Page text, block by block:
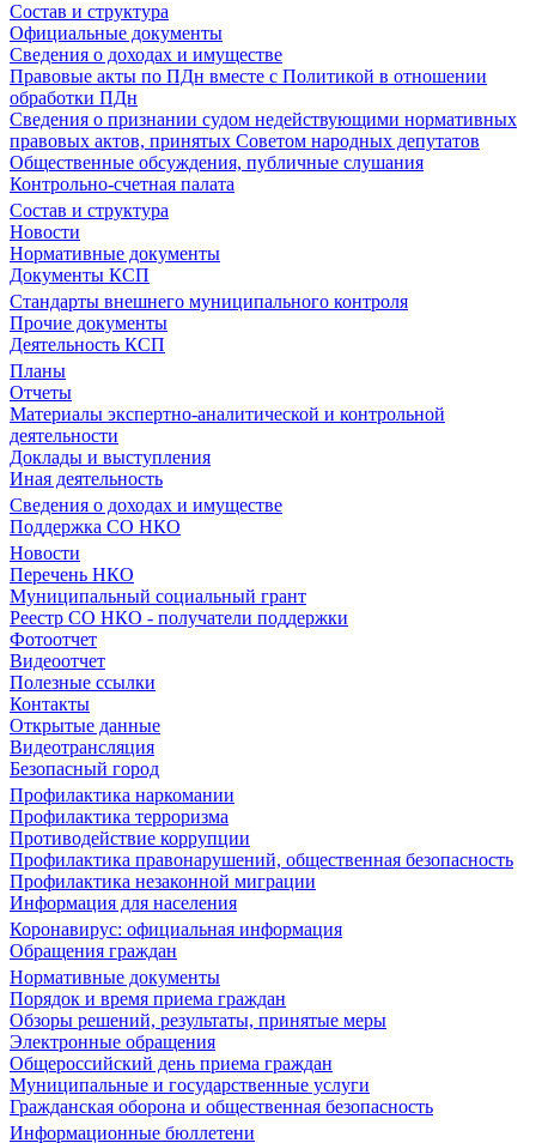
Состав и структура
Официальные документы
Сведения о доходах и имуществе
Правовые акты по ПДн вместе с Политикой в отношении
обработки ПДн
Сведения о признании судом недействующими нормативных
правовых актов, принятых Советом народных депутатов
Общественные обсуждения, публичные слушания
Контрольно-счетная палата
Состав и структура
Новости
Нормативные документы
Документы КСП
Стандарты внешнего муниципального контроля
Прочие документы
Деятельность КСП
Планы
Отчеты
Материалы экспертно-аналитической и контрольной
деятельности
Доклады и выступления
Иная деятельность
Сведения о доходах и имуществе
Поддержка СО НКО
Новости
Перечень НКО
Муниципальный социальный грант
Реестр СО НКО - получатели поддержки
Фотоотчет
Видеоотчет
Полезные ссылки
Контакты
Открытые данные
Видеотрансляция
Безопасный город
Профилактика наркомании
Профилактика терроризма
Противодействие коррупции
Профилактика правонарушений, общественная безопасность
Профилактика незаконной миграции
Информация для населения
Коронавирус: официальная информация
Обращения граждан
Нормативные документы
Порядок и время приема граждан
Обзоры решений, результаты, принятые меры
Электронные обращения
Общероссийский день приема граждан
Муниципальные и государственные услуги
Гражданская оборона и общественная безопасность
Информационные бюллетени